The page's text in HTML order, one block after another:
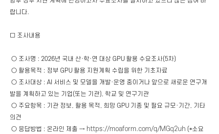
랍니다.
□ 조사내용
○ 조사명 : 2026년 국내 산·​학·​연​ 대상 GPU 활용 수요조사(5차)
​ ○ ​활용목적 : 정부 GPU 활용 지원계획 수립을 위한 기초자료
​ ○ ​조사대상 : AI 서비스 및 모델을 개발·운영 중이거나 앞으로 새로운 연구개
발을 계획하고 있는 기업(또는 기관), 학교 및 연구기관
​ ○ ​주요항목 : 기관 정보, 활용 목적, 희망 GPU 기종 및 필요 규모·기간, 기타
의견
​ ○ ​응답방법 : 온라인 제출 → https://moaform.com/q/MGq2uh (*소요